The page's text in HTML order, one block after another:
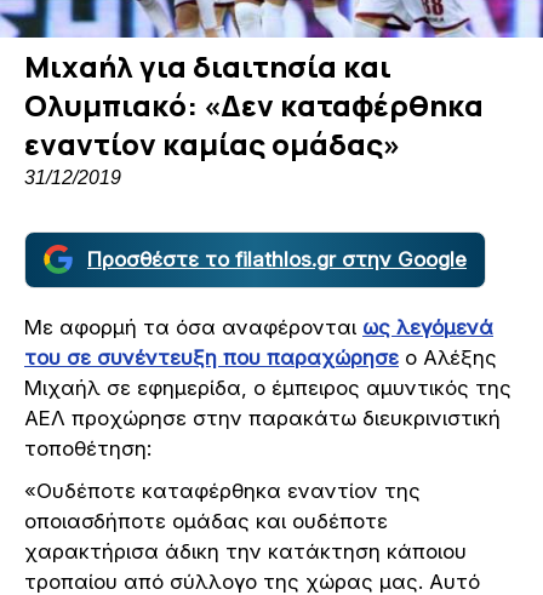
Μιχαήλ για διαιτησία και
Ολυμπιακό: «Δεν καταφέρθηκα
εναντίον καμίας ομάδας»
31/12/2019
Προσθέστε το filathlos.gr στην Google
Με αφορμή τα όσα αναφέρονται ως λεγόμενά
του σε συνέντευξη που παραχώρησε ο Αλέξης
Μιχαήλ σε εφημερίδα, ο έμπειρος αμυντικός της
ΑΕΛ προχώρησε στην παρακάτω διευκρινιστική
τοποθέτηση:
«Ουδέποτε καταφέρθηκα εναντίον της
οποιασδήποτε ομάδας και ουδέποτε
χαρακτήρισα άδικη την κατάκτηση κάποιου
τροπαίου από σύλλογο της χώρας μας. Αυτό